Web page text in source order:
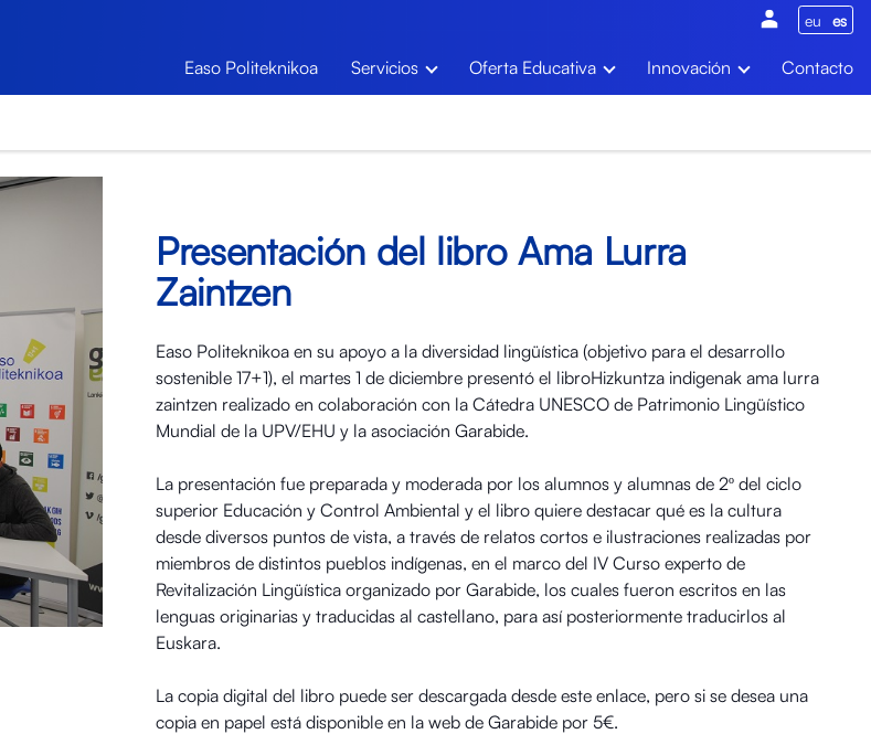
eu es
Easo Politeknikoa Servicios Oferta Educativa Innovación Contacto
Presentación del libro Ama Lurra
Zaintzen
Easo Politeknikoa en su apoyo a la diversidad lingüística (objetivo para el desarrollo
sostenible 17+1), el martes 1 de diciembre presentó el libroHizkuntza indigenak ama lurra
zaintzen realizado en colaboración con la Cátedra UNESCO de Patrimonio Lingüístico
Mundial de la UPV/EHU y la asociación Garabide.
La presentación fue preparada y moderada por los alumnos y alumnas de 2º del ciclo
superior Educación y Control Ambiental y el libro quiere destacar qué es la cultura
desde diversos puntos de vista, a través de relatos cortos e ilustraciones realizadas por
miembros de distintos pueblos indígenas, en el marco del IV Curso experto de
Revitalización Lingüística organizado por Garabide, los cuales fueron escritos en las
lenguas originarias y traducidas al castellano, para así posteriormente traducirlos al
Euskara.
La copia digital del libro puede ser descargada desde este enlace, pero si se desea una
copia en papel está disponible en la web de Garabide por 5€.